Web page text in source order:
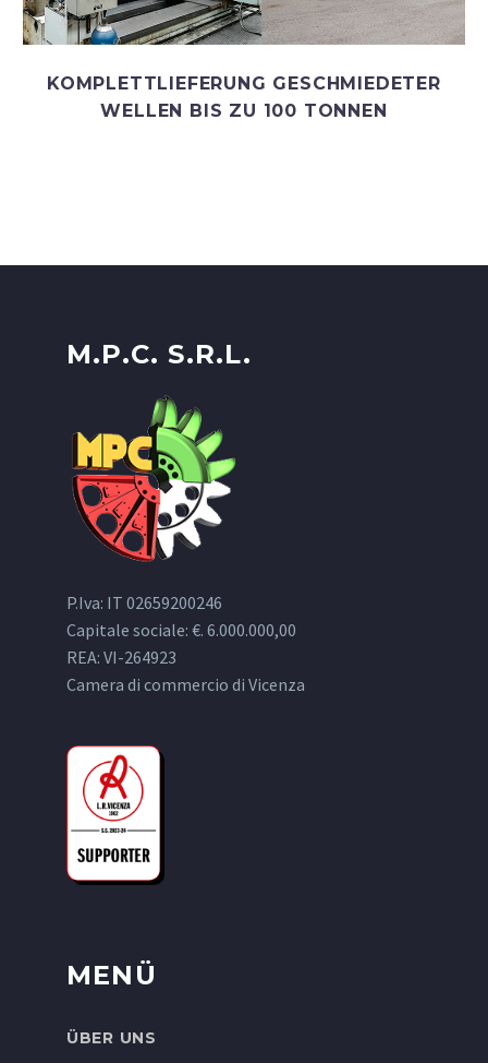
KOMPLETTLIEFERUNG GESCHMIEDETER
WELLEN BIS ZU 100 TONNEN
M.P.C. S.R.L.
P.Iva: IT 02659200246
Capitale sociale: €. 6.000.000,00
REA: VI-264923
Camera di commercio di Vicenza
MENÜ
ÜBER UNS